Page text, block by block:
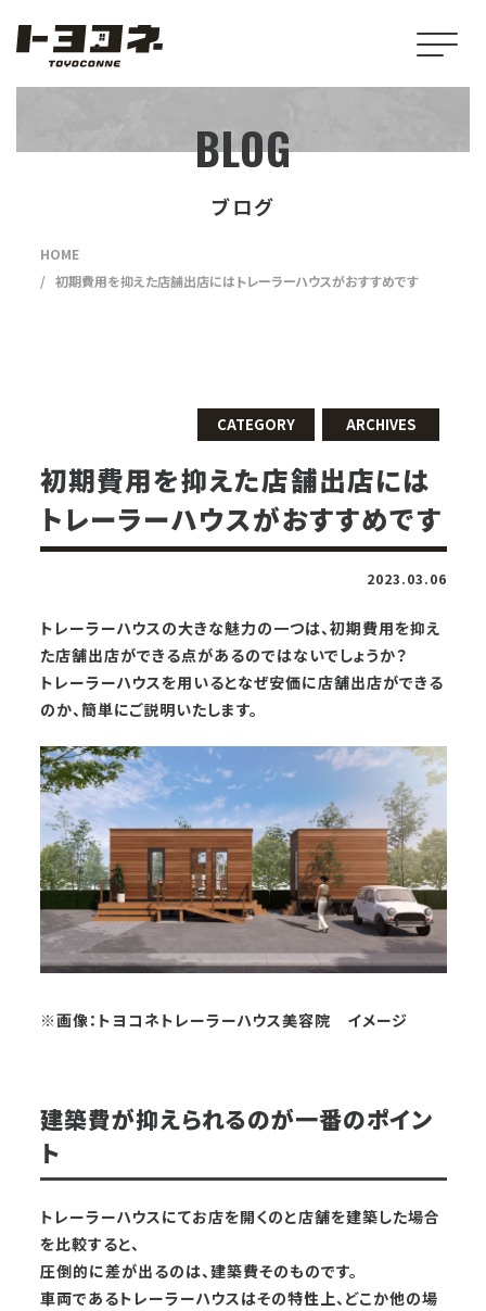
BLOG
ブログ
HOME
初期費用を抑えた店舗出店にはトレーラーハウスがおすすめです
CATEGORY ARCHIVES
初期費用を抑えた店舗出店には
トレーラーハウスがおすすめです
2023.03.06
トレーラーハウスの大きな魅力の一つは、初期費用を抑え
た店舗出店ができる点があるのではないでしょうか？
トレーラーハウスを用いるとなぜ安価に店舗出店ができる
のか、簡単にご説明いたします。
※画像：トヨコネトレーラーハウス美容院 イメージ
建築費が抑えられるのが一番のポイン
ト
トレーラーハウスにてお店を開くのと店舗を建築した場合
を比較すると、
圧倒的に差が出るのは、建築費そのものです。
車両であるトレーラーハウスはその特性上、どこか他の場